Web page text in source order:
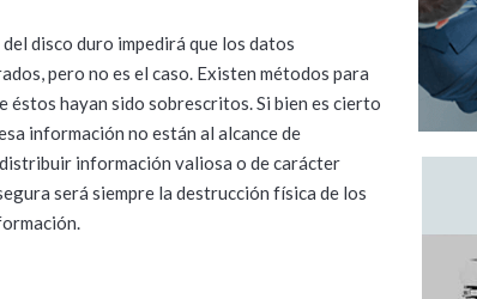
disco duro impedirá que los datos
pero no es el caso. Existen métodos para
éstos hayan sido sobrescritos. Si bien es cierto
información no están al alcance de
información valiosa o de carácter
será siempre la destrucción física de los